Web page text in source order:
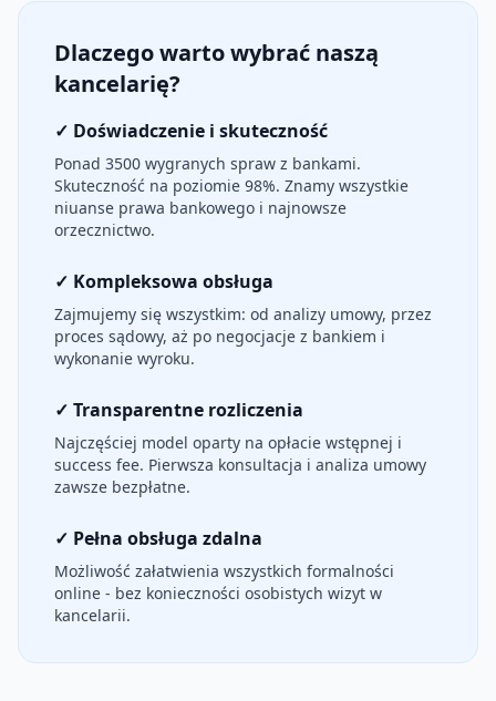
Dlaczego warto wybrać naszą
kancelarię?
✓ Doświadczenie i skuteczność
Ponad 3500 wygranych spraw z bankami.
Skuteczność na poziomie 98%. Znamy wszystkie
niuanse prawa bankowego i najnowsze
orzecznictwo.
✓ Kompleksowa obsługa
Zajmujemy się wszystkim: od analizy umowy, przez
proces sądowy, aż po negocjacje z bankiem i
wykonanie wyroku.
✓ Transparentne rozliczenia
Najczęściej model oparty na opłacie wstępnej i
success fee. Pierwsza konsultacja i analiza umowy
zawsze bezpłatne.
✓ Pełna obsługa zdalna
Możliwość załatwienia wszystkich formalności
online - bez konieczności osobistych wizyt w
kancelarii.